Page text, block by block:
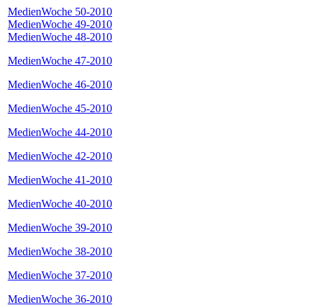
MedienWoche 50-2010
MedienWoche 49-2010
MedienWoche 48-2010
MedienWoche 47-2010
MedienWoche 46-2010
MedienWoche 45-2010
MedienWoche 44-2010
MedienWoche 42-2010
MedienWoche 41-2010
MedienWoche 40-2010
MedienWoche 39-2010
MedienWoche 38-2010
MedienWoche 37-2010
MedienWoche 36-2010